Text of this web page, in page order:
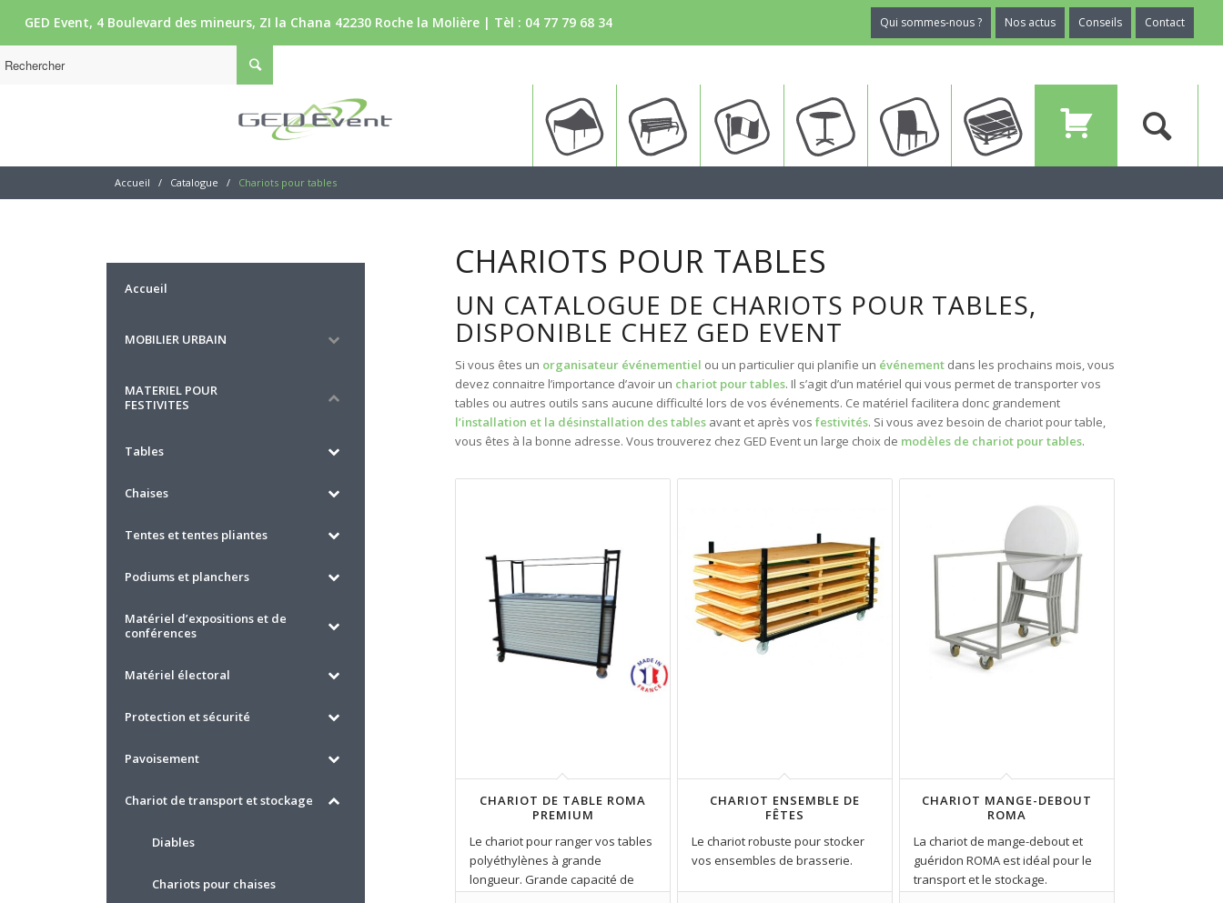
GED Event, 4 Boulevard des mineurs, ZI la Chana 42230 Roche la Molière | Tèl : 04 77 79 68 34 Contact
Conseils
Nos actus
Qui sommes-nous ?
Tente Bancs Drapeaux Tables Chaises Planchers
Accueil / Catalogue / Chariots pour tables
CHARIOTS POUR TABLES
UN CATALOGUE DE CHARIOTS POUR TABLES,
DISPONIBLE CHEZ GED EVENT
Si vous êtes un organisateur événementiel ou un particulier qui planifie un événement dans les prochains mois, vous
devez connaitre l’importance d’avoir un chariot pour tables. Il s’agit d’un matériel qui vous permet de transporter vos
tables ou autres outils sans aucune difficulté lors de vos événements. Ce matériel facilitera donc grandement
l’installation et la désinstallation des tables avant et après vosfestivités. Si vous avez besoin de chariot pour table,
vous êtes à la bonne adresse. Vous trouverez chez GED Event un large choix de modèles de chariot pour tables.
CHARIOT DE TABLE ROMA
PREMIUM
Le chariot pour ranger vos tables
polyéthylènes à grande
longueur. Grande capacité de
CHARIOT ENSEMBLE DE
FÊTES
Le chariot robuste pour stocker
vos ensembles de brasserie.
CHARIOT MANGE-DEBOUT
ROMA
La chariot de mange-debout et
guéridon ROMA est idéal pour le
transport et le stockage.
Accueil
MOBILIER URBAIN
MATERIEL POUR
FESTIVITES
Tables
Chaises
Tentes et tentes pliantes
Podiums et planchers
Matériel d’expositions et de
conférences
Matériel électoral
Protection et sécurité
Pavoisement
Chariot de transport et stockage
Diables
Chariots pour chaises